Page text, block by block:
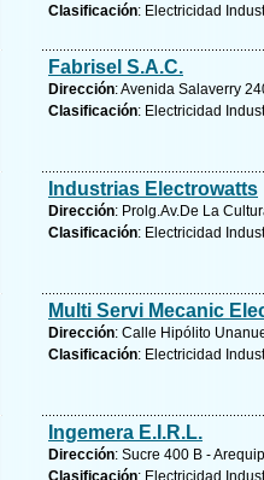
Clasificación: Electricidad
Fabrisel S.A.C.
Dirección: Avenida Salaverry
Clasificación: Electricidad
Industrias Electrowatts
Dirección: Prolg.Av.De La
Clasificación: Electricidad
Multi Servi Mecanic
Dirección: Calle Hipólito
Clasificación: Electricidad
Ingemera E.I.R.L.
Dirección: Sucre 400 B -
Clasificación: Electricidad